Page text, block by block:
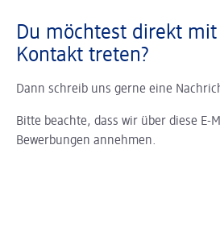
Du möchtest direkt
Kontakt treten?
Dann schreib uns gerne eine
Bitte beachte, dass wir über diese E-
Bewerbungen annehmen.